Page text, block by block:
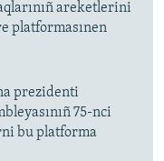
areketlerini
platformasınen
prezidenti
75-nci
bu platforma